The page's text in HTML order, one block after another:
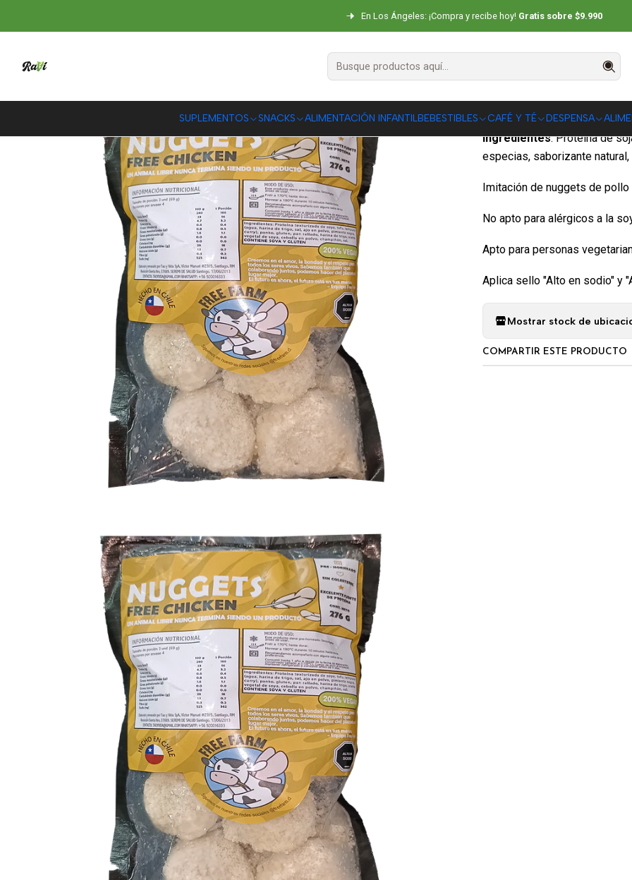
SUPLEMENTOS SNACKS ALIMENTACIÓN INFANTILBEBESTIBLES CAFÉ Y TÉ DESPENSA
En Los Ángeles: ¡Compra y recibe hoy! Gratis sobre $9.990
Inicio CONGELADOS Seitán Free Chicken Nuggets 240g
Free
DESCRIPCIÓN
Ingredientes: Proteína de
especias, saborizante
Imitación de nuggets de
No apto para alérgicos a la
Apto para personas
Aplica sello "Alto en sodio" y
Mostrar stock de
COMPARTIR ESTE PRODUCTO